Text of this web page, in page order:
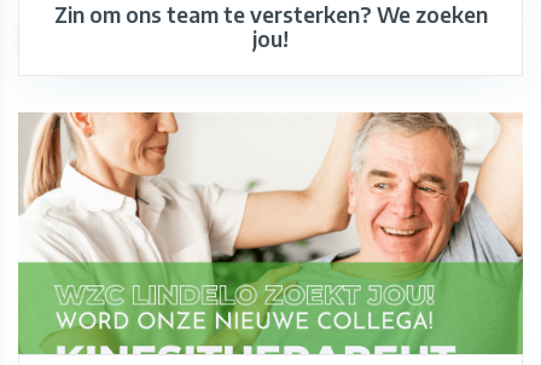
Zin om ons team te versterken? We zoeken
jou!